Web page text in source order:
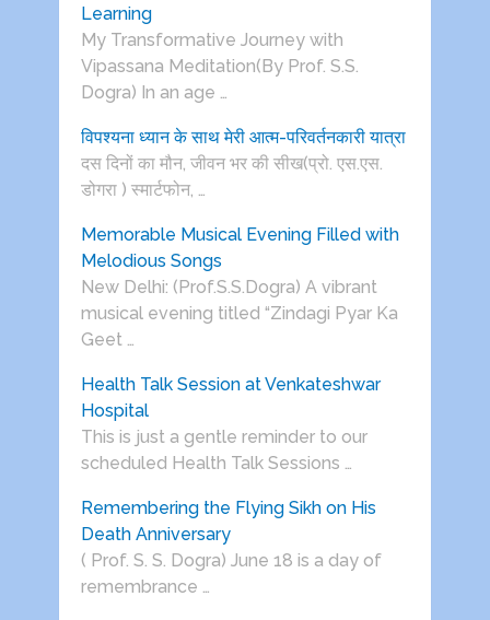
Learning
My Transformative Journey with
Vipassana Meditation(By Prof. S.S.
Dogra) In an age …
विपश्यना ध्यान के साथ मेरी आत्म-परिवर्तनकारी यात्रा
दस दिनों का मौन, जीवन भर की सीख(प्रो. एस.एस.
डोगरा ) स्मार्टफोन, …
Memorable Musical Evening Filled with
Melodious Songs
New Delhi: (Prof.S.S.Dogra) A vibrant
musical evening titled “Zindagi Pyar Ka
Geet …
Health Talk Session at Venkateshwar
Hospital
This is just a gentle reminder to our
scheduled Health Talk Sessions …
Remembering the Flying Sikh on His
Death Anniversary
( Prof. S. S. Dogra) June 18 is a day of
remembrance …